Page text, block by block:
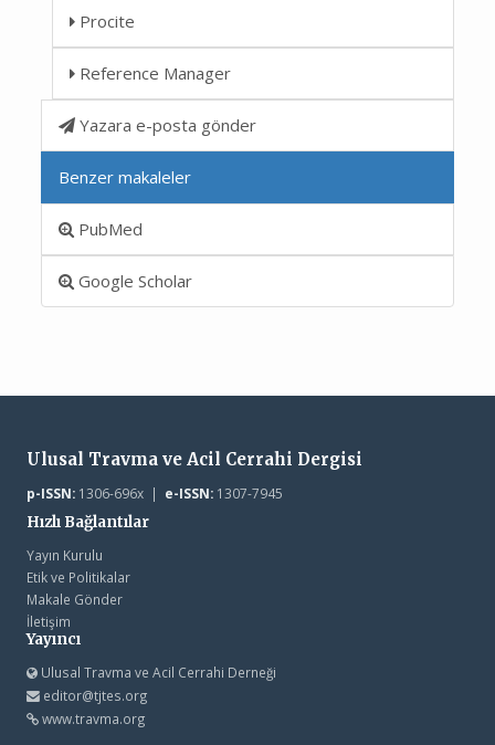
Procite
Reference Manager
Yazara e-posta gönder
Benzer makaleler
PubMed
Google Scholar
Ulusal Travma ve Acil Cerrahi Dergisi
p-ISSN:1306-696x | e-ISSN:1307-7945
Hızlı Bağlantılar
Yayın Kurulu
Etik ve Politikalar
Makale Gönder
İletişim
Yayıncı
Ulusal Travma ve Acil Cerrahi Derneği
editor@tjtes.org
www.travma.org